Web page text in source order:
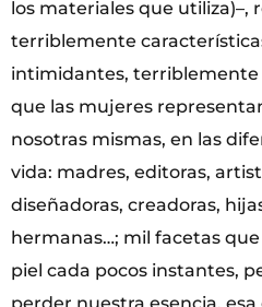
los materiales que utiliza)–,
terriblemente
intimidantes, terriblemente
que las mujeres
nosotras mismas, en las
vida: madres, editoras,
diseñadoras, creadoras,
hermanas…; mil facetas
piel cada pocos instantes,